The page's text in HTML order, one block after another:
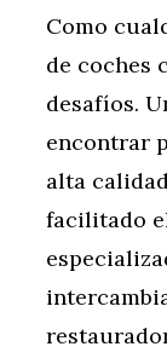
Como
de coches
desafíos.
encontrar
alta
facilitado